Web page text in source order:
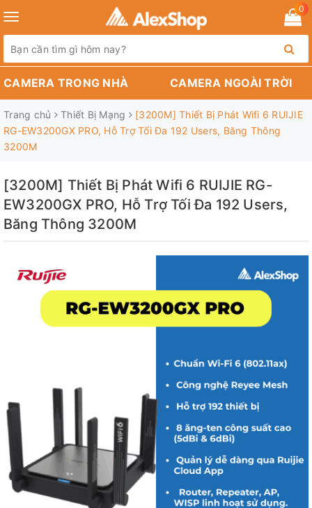
Toggle
navigation
0
CAMERA TRONG NHÀ CAMERA NGOÀI TRỜI
Trang chủ Thiết Bị Mạng
[3200M] Thiết Bị Phát Wifi 6 RUIJIE
RG-EW3200GX PRO, Hỗ Trợ Tối Đa 192 Users, Băng Thông
3200M
[3200M] Thiết Bị Phát Wifi 6 RUIJIE RG-
EW3200GX PRO, Hỗ Trợ Tối Đa 192 Users,
Băng Thông 3200M